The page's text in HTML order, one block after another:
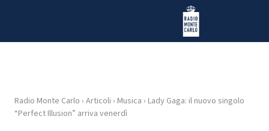
Radio Monte Carlo
HOME
Radio Monte Carlo › Articoli › Musica › Lady Gaga: il nuovo singolo
“Perfect Illusion” arriva venerdì